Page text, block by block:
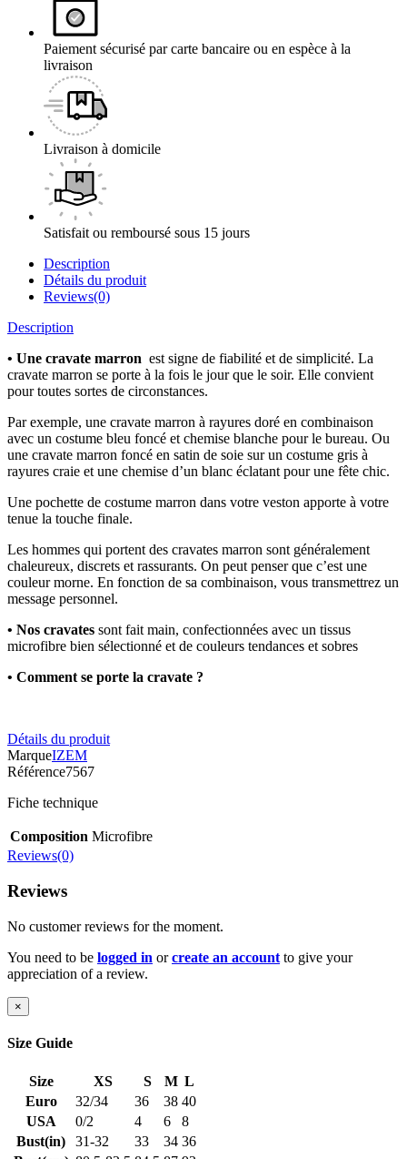
Paiement sécurisé par carte bancaire ou en espèce à la
livraison
Livraison à domicile
Satisfait ou remboursé sous 15 jours
Description
Détails du produit
Reviews(0)
Description
• Une cravate marron est signe de fiabilité et de simplicité. La
cravate marron se porte à la fois le jour que le soir. Elle convient
pour toutes sortes de circonstances.
Par exemple, une cravate marron à rayures doré en combinaison
avec un costume bleu foncé et chemise blanche pour le bureau. Ou
une cravate marron foncé en satin de soie sur un costume gris à
rayures craie et une chemise d’un blanc éclatant pour une fête chic.
Une pochette de costume marron dans votre veston apporte à votre
tenue la touche finale.
Les hommes qui portent des cravates marron sont généralement
chaleureux, discrets et rassurants. On peut penser que c’est une
couleur morne. En fonction de sa combinaison, vous transmettrez un
message personnel.
• Nos cravates sont fait main, confectionnées avec un tissus
microfibre bien sélectionné et de couleurs tendances et sobres
• Comment se porte la cravate ?
Détails du produit
MarqueIZEM
Référence7567
Fiche technique
Composition Microfibre
Reviews(0)
Reviews
No customer reviews for the moment.
You need to be logged in orcreate an account to give your
appreciation of a review.
×
Size Guide
Size XS S M L
Euro
32/34 36 38 40
USA
0/2 4 6
8
Bust(in)
31-32 33 34 36